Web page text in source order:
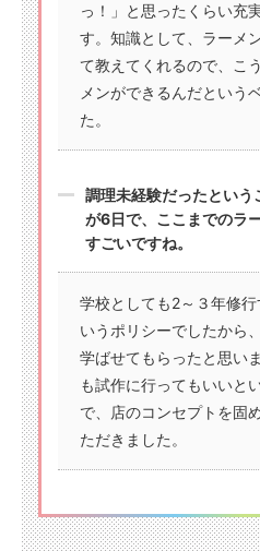
っ！」と思ったくらい充
す。知識として、ラーメ
て教えてくれるので、こ
メンができるんだという
た。
調理未経験だったとい
が6日で、ここまでのラ
すごいですね。
学校としても2～３年修
いうポリシーでしたから
学ばせてもらったと思い
も試作に行ってもいいと
で、店のコンセプトを固
ただきました。